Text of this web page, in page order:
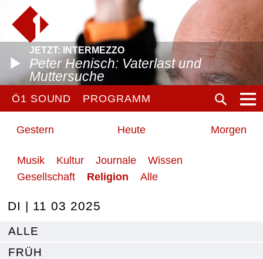
JETZT: INTERMEZZO
Peter Henisch: Vaterlast und
Muttersuche
Ö1 SOUND PROGRAMM
Gestern Heute Morgen
Musik Kultur Journale
Wissen
Gesellschaft
Religion Alle
DI | 11 03 2025
ALLE
FRÜH